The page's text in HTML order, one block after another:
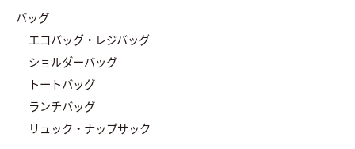
バッグ
エコバッグ・レジバッグ
ショルダーバッグ
トートバッグ
ランチバッグ
リュック・ナップサック